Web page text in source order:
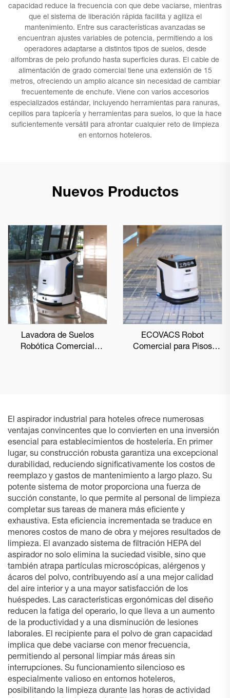
capacidad reduce la frecuencia con que debe vaciarse, mientras
que el sistema de liberación rápida facilita y agiliza el
mantenimiento. Entre sus características avanzadas se
encuentran ajustes variables de potencia, permitiendo a los
operadores adaptarse a distintos tipos de suelos, desde
alfombras de pelo profundo hasta superficies duras. El cable de
alimentación de grado comercial tiene una extensión de 15
metros, ofreciendo un amplio alcance sin necesidad de cambiar
frecuentemente de enchufe. Viene con varios accesorios
especializados estándar, incluyendo herramientas para ranuras,
cepillos para tapicería y herramientas para suelos, lo que la hace
suficientemente versátil para afrontar cualquier reto de limpieza
en entornos hoteleros.
Nuevos Productos
Lavadora de Suelos
Robótica Comercial
ECOVACS Robot
Comercial para Pisos
El aspirador industrial para hoteles ofrece numerosas
ventajas convincentes que lo convierten en una inversión
esencial para establecimientos de hostelería. En primer
lugar, su construcción robusta garantiza una excepcional
durabilidad, reduciendo significativamente los costos de
reemplazo y gastos de mantenimiento a largo plazo. Su
potente sistema de motor proporciona una fuerza de
succión constante, lo que permite al personal de limpieza
completar sus tareas de manera más eficiente y
exhaustiva. Esta eficiencia incrementada se traduce en
menores costos de mano de obra y mejores resultados de
limpieza. El avanzado sistema de filtración HEPA del
aspirador no solo elimina la suciedad visible, sino que
también atrapa partículas microscópicas, alérgenos y
ácaros del polvo, contribuyendo así a una mejor calidad
del aire interior y a una mayor satisfacción de los
huéspedes. Las características ergonómicas del diseño
reducen la fatiga del operario, lo que lleva a un aumento
de la productividad y a una disminución de lesiones
laborales. El recipiente para el polvo de gran capacidad
implica que debe vaciarse con menor frecuencia,
permitiendo al personal limpiar más áreas sin
interrupciones. Su funcionamiento silencioso es
especialmente valioso en entornos hoteleros,
posibilitando la limpieza durante las horas de actividad